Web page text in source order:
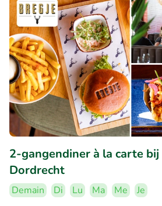
2-gangendiner à la carte
Dordrecht
Demain Di Lu Ma Me
Je